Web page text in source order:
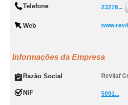
Telefone 23276...
Web
Informações da Empresa
Razão Social Revilaf
NIF 5091...